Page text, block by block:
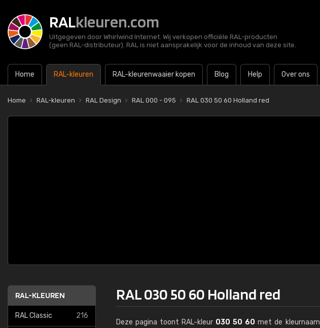
RALkleuren.com
Uitgegeven door Whirlwind Internet. Wij verkopen officiële RAL-producten
(geen RAL-distributeur). RAL is niet aansprakelijk voor de inhoud van deze site.
Home RAL-kleuren RAL-kleurenwaaier kopen Blog Help Over ons
Home RAL-kleuren RAL Design RAL 000 - 095 RAL 030 50 60 Holland red
RAL-KLEUREN
RAL Classic 216
RAL 030 50 60 Holland red
Deze pagina toont RAL-kleur 030 50 60 met de kleurnaam